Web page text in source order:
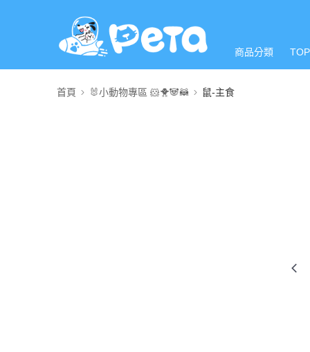
商品分類
首頁 🐰小動物專區 🐹🐥🐼🦝 鼠-主食